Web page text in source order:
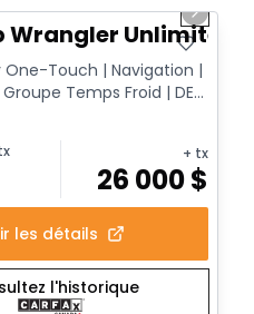
Next
Wrangler Unlimited
One-Touch | Navigation |
Temps Froid | DEL
a...
+ tx
26 000$
les détails
l'historique